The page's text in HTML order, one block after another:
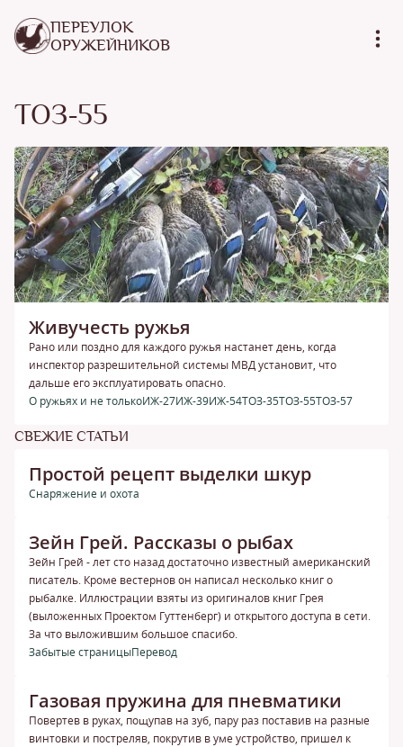
ПЕРЕУЛОК
ОРУЖЕЙНИКОВ
ТОЗ-55
Живучесть ружья
Рано или поздно для каждого ружья настанет день, когда
инспектор разрешительной системы МВД установит, что
дальше его эксплуатировать опасно.
О ружьях и не толькоИЖ-27ИЖ-39ИЖ-54ТОЗ-35ТОЗ-55ТОЗ-57
СВЕЖИЕ СТАТЬИ
Простой рецепт выделки шкур
Снаряжение и охота
Зейн Грей. Рассказы о рыбах
Зейн Грей - лет сто назад достаточно известный американский
писатель. Кроме вестернов он написал несколько книг о
рыбалке. Иллюстрации взяты из оригиналов книг Грея
(выложенных Проектом Гуттенберг) и открытого доступа в сети.
За что выложившим большое спасибо.
Забытые страницыПеревод
Газовая пружина для пневматики
Повертев в руках, пощупав на зуб, пару раз поставив на разные
винтовки и постреляв, покрутив в уме устройство, пришел к